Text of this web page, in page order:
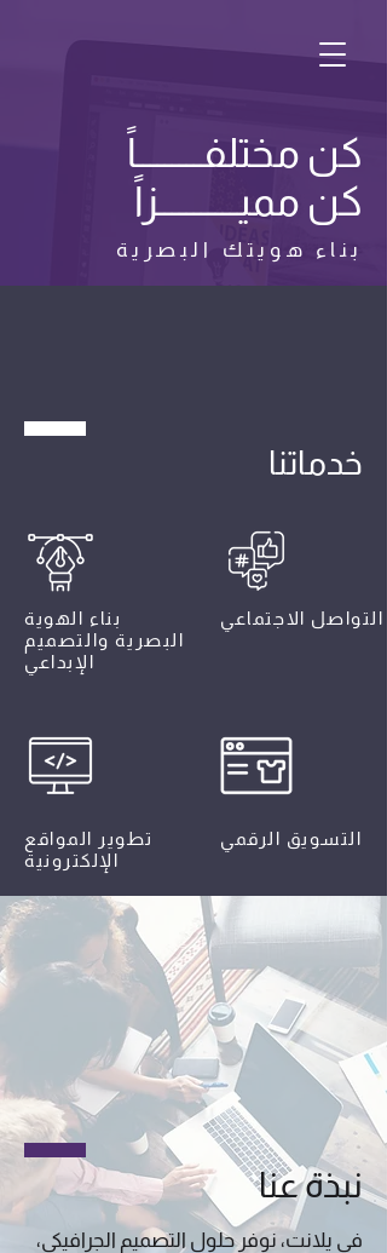
كن مختلفـــــــــاً
كن مميـــــــــــزاً
بناء هويتك البصرية
خدماتنا
بناء الهوية
البصرية والتصميم
الإبداعي
تطوير المواقع
الإلكترونية
التواصل الاجتماعي
التسويق الرقمي
نبذة عنا
في يلانت، نوفر حلول التصميم الجرافيكي،